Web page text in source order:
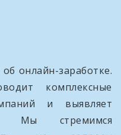
онлайн-заработке.
комплексные
и выявляет
Мы стремимся